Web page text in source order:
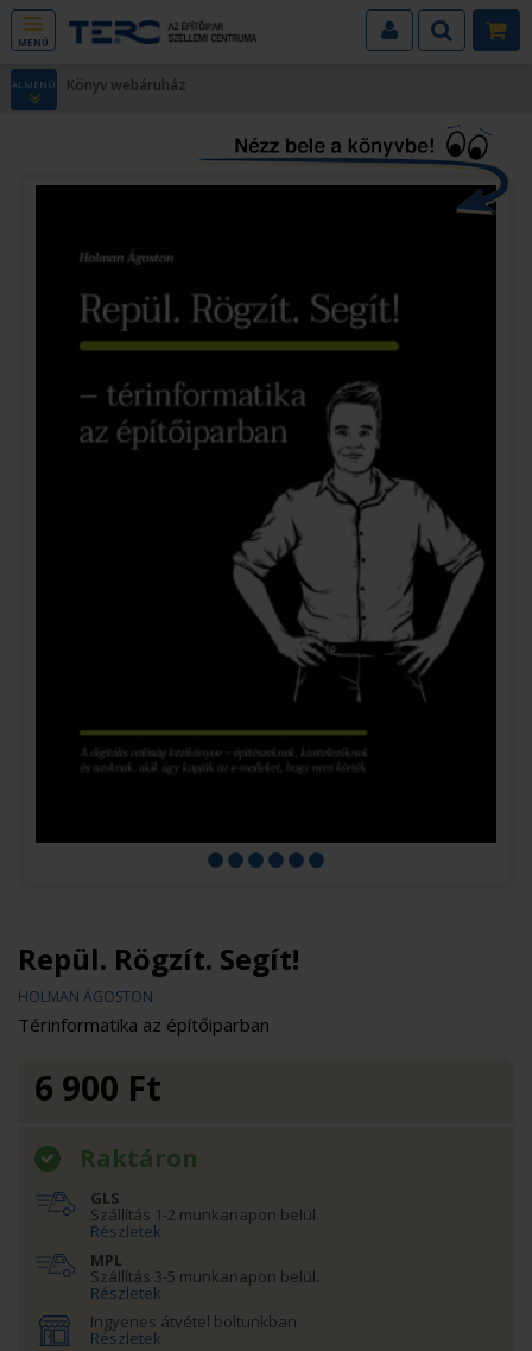
MENÜ
ALMENÜ Könyv webáruház
Repül. Rögzít. Segít!
HOLMAN ÁGOSTON
Térinformatika az építőiparban
6 900 Ft
Raktáron
GLS
Szállítás 1-2 munkanapon belül.
Részletek
MPL
Szállítás 3-5 munkanapon belül.
Részletek
Ingyenes átvétel boltunkban
Részletek